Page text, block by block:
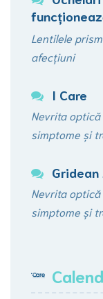
Lentilele
afecțiuni
I Care
Nevrita
simptome și
Nevrita
simptome și